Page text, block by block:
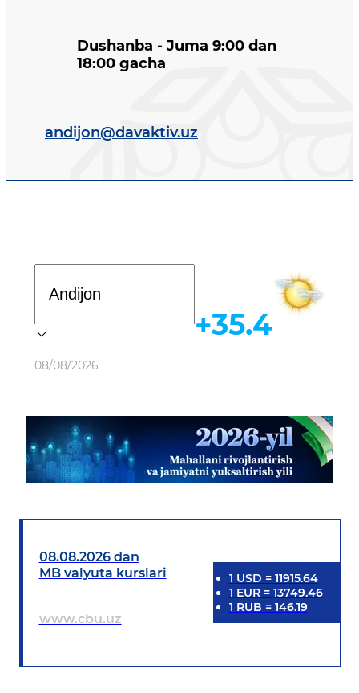
Dushanba - Juma 9:00 dan
18:00 gacha
andijon@davaktiv.uz
Ob-havo
08/08/2026
+35.4
08.08.2026 dan
MB valyuta kurslari
www.cbu.uz
1 USD = 11915.64
1 EUR= 13749.46
1 RUB = 146.19